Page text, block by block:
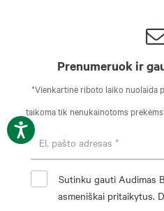
Prenumeruok ir
*Vienkartinė riboto laiko nuolaida
taikoma tik nenukainotoms
Sutinku gauti Audimas
asmeniškai pritaikytus.